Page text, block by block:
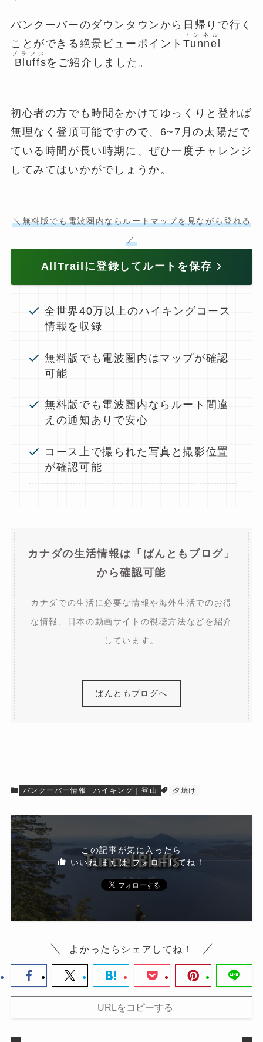
バンクーバーのダウンタウンから日帰りで行く
ことができる絶景ビューポイントTunnel
トンネル
Bluffs
ブラフス
をご紹介しました。
初心者の方でも時間をかけてゆっくりと登れば
無理なく登頂可能ですので、6~7月の太陽だで
ている時間が長い時期に、ぜひ一度チャレンジ
してみてはいかがでしょうか。
＼無料版でも電波圏内ならルートマップを見ながら登れる
／
AllTrailに登録してルートを保存
全世界40万以上のハイキングコース
情報を収録
無料版でも電波圏内はマップが確認
可能
無料版でも電波圏内ならルート間違
えの通知ありで安心
コース上で撮られた写真と撮影位置
が確認可能
カナダの生活情報は「ばんともブログ」
から確認可能
カナダでの生活に必要な情報や海外生活でのお得
な情報、
日本の動画サイトの視聴方法などを紹介
しています。
ばんともブログへ
バンクーバー情報 ハイキング｜登山 夕焼け
この記事が気に入ったら
いいね または フォローしてね！
よかったらシェアしてね！
URLをコピーする